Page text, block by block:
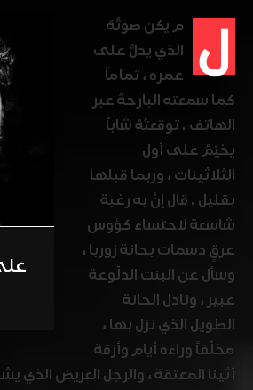
ل
م يكن صوتُهُ
الذي يدلُّ على
عمره ، تماماً
كما سمعته البارحةَ عبر
الهاتف . توقعتُهُ شاباً
يخيّمُ على أول
الثلاثينات ، وربما قبلها
بقليل . قال إنَّ به رغبة
شاسعة لاحتساء كؤوس
عرقٍ دسمات بحانة زوربا ،
وسأل عن البنت الدلّوعة
عبير ، ونادل الحانة
الطويل الذي نزل بها ،
مخلّفاً وراءه أيام وأزقة
أثينا المعتقة ، والرجل العريض الذي